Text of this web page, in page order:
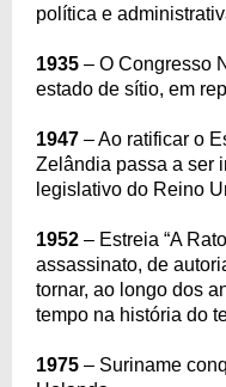
política e
1935 – O Congresso
estado de sítio, em
1947 – Ao ratificar o
Zelândia passa a ser
legislativo do Reino
1952 – Estreia “A
assassinato, de
tornar, ao longo dos
tempo na história do
1975 – Suriname